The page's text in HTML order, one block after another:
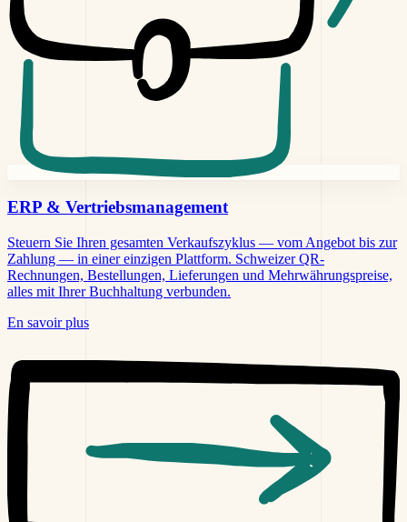
ERP & Vertriebsmanagement
Steuern Sie Ihren gesamten Verkaufszyklus — vom Angebot bis zur
Zahlung — in einer einzigen Plattform. Schweizer QR-
Rechnungen, Bestellungen, Lieferungen und Mehrwährungspreise,
alles mit Ihrer Buchhaltung verbunden.
En savoir plus